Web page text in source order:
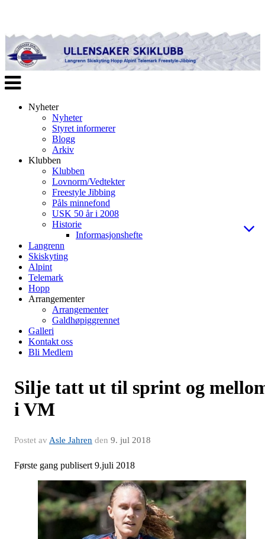
Veksle
navigasjon
Nyheter
Nyheter
Styret informerer
Blogg
Arkiv
Klubben
Klubben
Lovnorm/Vedtekter
Freestyle Jibbing
Påls minnefond
USK 50 år i 2008
Historie
Informasjonshefte
Langrenn
Skiskyting
Alpint
Telemark
Hopp
Arrangementer
Arrangementer
Galdhøpiggrennet
Galleri
Kontakt oss
Bli Medlem
Silje tatt ut til sprint og
i VM
Postet av Asle Jahren den 9. jul 2018
Første gang publisert 9.juli 2018